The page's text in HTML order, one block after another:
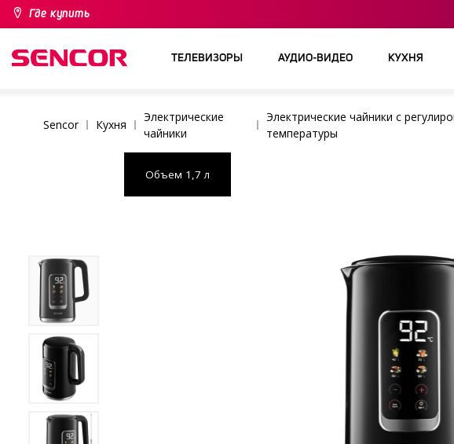
Где купить
ТЕЛЕВИЗОРЫ АУДИО-ВИДЕО КУХНЯ
Sencor Кухня
Электрические
чайники
Электрические чайники с
температуры
Объем 1,7 л